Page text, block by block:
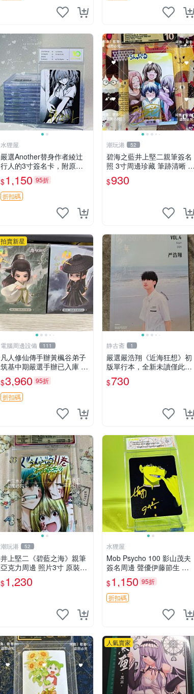
水狸屋
嚴選Another替身作者綾辻
行人的3寸簽名卡，附原裝
卡磚。國內直郵快速到貨。
Another 替身 綾辻行人 簽名
卡 周邊
$1,150 95折
折扣碼
潮玩港 52
碧海之藍井上堅二親筆簽名
照 3寸周邊珍藏 筆跡清晰 相
框精美 碧海之藍 簽名照片
井上堅二 周邊品
$930
拍賣新星
電腦周邊設備 111
凡人修仙傳手辦黃楓谷弟子
筑基中期嚴選手辦已入庫 黃
楓谷限定 黃楓谷手辦 凡人
修仙傳手辦 韓力 黃楓谷弟
子 筑基中期手辦 黃楓谷限
量版 手辦收藏 凡人修仙
$3,960 95折
折扣碼
静古斋 1
嚴選嚴浩翔《近海狂想》初
版單行本，全新未讀僅此一
冊 近海狂想 嚴浩翔 初版單
行本
$730
潮玩港 52
井上堅二《碧藍之海》親筆
亞克力周邊 照片3寸 原裝卡
磚 收藏級面簽 碧藍之海 井
上堅二 規章
$1,230
水狸屋
Mob Psycho 100 影山茂夫
簽名周邊 聲優伊藤節生 樫
井孝宏真跡 馴良新隆親筆簽
名照 3寸裝幀原盒 中古珍藏
靈幻新隆 Mob Psycho
$1,150 95折
折扣碼
人氣賣家